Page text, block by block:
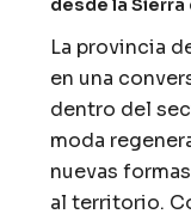
desde la Sierra
La provincia
en una
dentro del
moda
nuevas
al territorio.